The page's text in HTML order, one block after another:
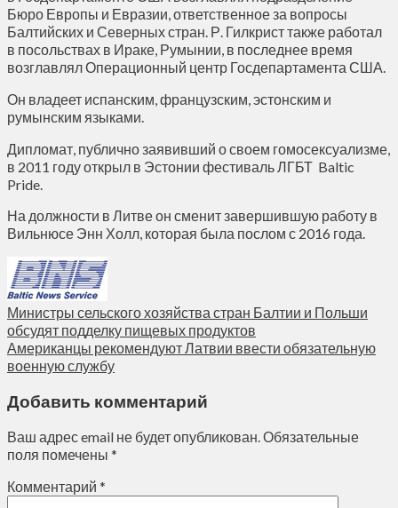
Бюро Европы и Евразии, ответственное за вопросы
Балтийских и Северных стран. Р. Гилкрист также работал
в посольствах в Ираке, Румынии, в последнее время
возглавлял Операционный центр Госдепартамента США.
Он владеет испанским, французским, эстонским и
румынским языками.
Дипломат, публично заявивший о своем гомосексуализме,
в 2011 году открыл в Эстонии фестиваль ЛГБТ Baltic
Pride.
На должности в Литве он сменит завершившую работу в
Вильнюсе Энн Холл, которая была послом с 2016 года.
Министры сельского хозяйства стран Балтии и Польши
обсудят подделку пищевых продуктов
Американцы рекомендуют Латвии ввести обязательную
военную службу
Добавить комментарий
Ваш адрес email не будет опубликован.Обязательные
поля помечены *
Комментарий *